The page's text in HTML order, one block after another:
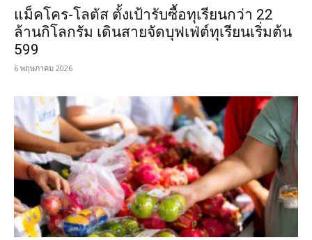
แม็คโคร-โลตัส ตั้งเป้ารับซื้อทุเรียนกว่า 22
ล้านกิโลกรัม เดินสายจัดบุฟเฟ่ต์ทุเรียนเริ่มต้น
599
6 พฤษภาคม 2026